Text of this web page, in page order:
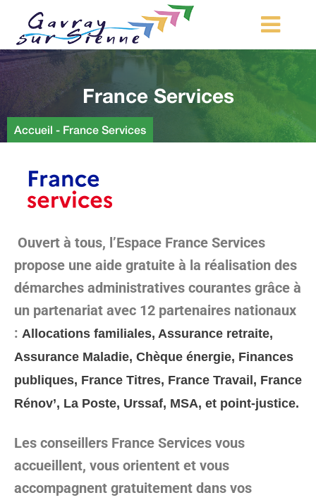
MA COMMUNE
MON QUOTIDIEN
LOISIRS ET TOURISME
Démarches d’urbanisme
France Services
Accueil - France Services
Ouvert à tous, l’Espace France Services
propose une aide gratuite à la réalisation des
démarches administratives courantes grâce à
un partenariat avec 12 partenaires nationaux
: Allocations familiales, Assurance retraite,
Assurance Maladie, Chèque énergie, Finances
publiques, France Titres, France Travail, France
Rénov’, La Poste, Urssaf, MSA, et point-justice.
Les conseillers France Services vous
accueillent, vous orientent et vous
accompagnent gratuitement dans vos